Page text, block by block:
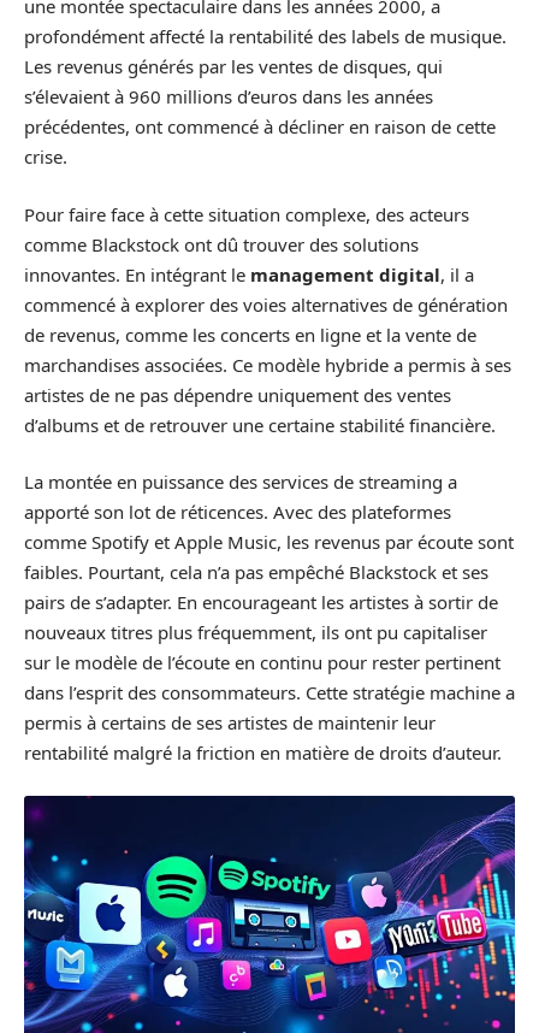
une montée spectaculaire dans les années 2000, a
profondément affecté la rentabilité des labels de musique.
Les revenus générés par les ventes de disques, qui
s’élevaient à 960 millions d’euros dans les années
précédentes, ont commencé à décliner en raison de cette
crise.
Pour faire face à cette situation complexe, des acteurs
comme Blackstock ont dû trouver des solutions
innovantes. En intégrant le management digital, il a
commencé à explorer des voies alternatives de génération
de revenus, comme les concerts en ligne et la vente de
marchandises associées. Ce modèle hybride a permis à ses
artistes de ne pas dépendre uniquement des ventes
d’albums et de retrouver une certaine stabilité financière.
La montée en puissance des services de streaming a
apporté son lot de réticences. Avec des plateformes
comme Spotify et Apple Music, les revenus par écoute sont
faibles. Pourtant, cela n’a pas empêché Blackstock et ses
pairs de s’adapter. En encourageant les artistes à sortir de
nouveaux titres plus fréquemment, ils ont pu capitaliser
sur le modèle de l’écoute en continu pour rester pertinent
dans l’esprit des consommateurs. Cette stratégie machine a
permis à certains de ses artistes de maintenir leur
rentabilité malgré la friction en matière de droits d’auteur.